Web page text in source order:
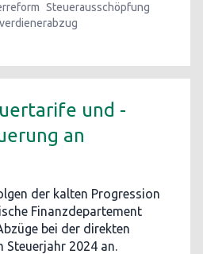
Steuerausschöpfung
und -
an
der kalten Progression
Finanzdepartement
bei der direkten
Steuerjahr 2024 an.